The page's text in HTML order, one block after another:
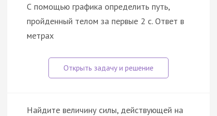
С помощью графика определить путь,
пройденный телом за первые 2 с. Ответ в
метрах
Найдите величину силы, действующей на